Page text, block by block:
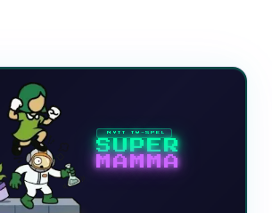
NYTT TV-SPEL
SUPER
MAMMA